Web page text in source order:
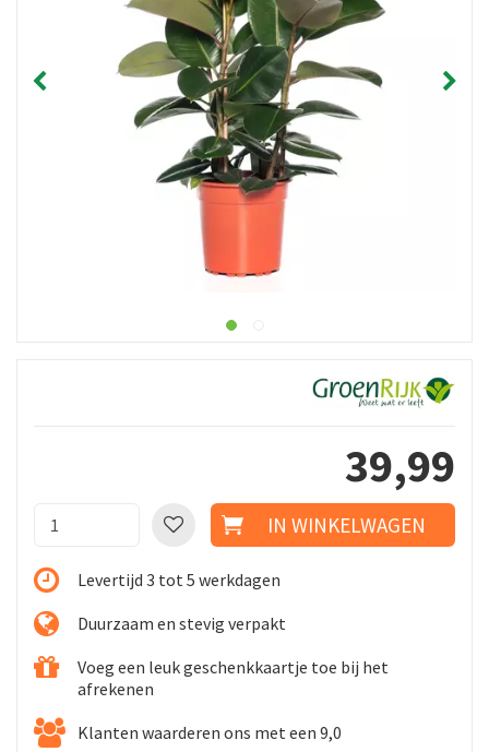
39,99
Levertijd 3 tot 5 werkdagen
Duurzaam en stevig verpakt
Voeg een leuk geschenkkaartje toe bij het
afrekenen
Klanten waarderen ons met een 9,0